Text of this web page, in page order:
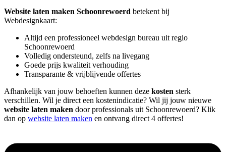
Website laten maken Schoonrewoerd betekent bij
Webdesignkaart:
Altijd een professioneel webdesign bureau uit regio
Schoonrewoerd
Volledig ondersteund, zelfs na livegang
Goede prijs kwaliteit verhouding
Transparante & vrijblijvende offertes
Afhankelijk van jouw behoeften kunnen deze kosten sterk
verschillen. Wil je direct een kostenindicatie? Wil jij jouw nieuwe
website laten maken door professionals uit Schoonrewoerd? Klik
dan op website laten maken en ontvang direct 4 offertes!